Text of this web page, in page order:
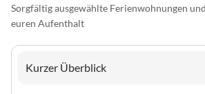
Sorgfältig ausgewählte Ferienwohnungen
euren Aufenthalt
Kurzer Überblick